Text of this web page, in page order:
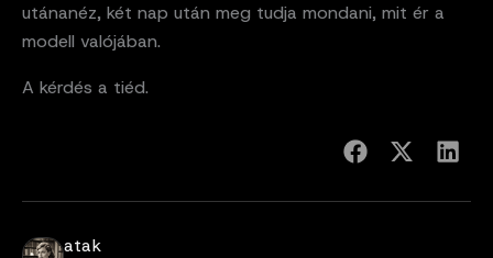
utánanéz, két nap után meg tudja mondani, mit ér a
modell valójában.
A kérdés a tiéd.
atak